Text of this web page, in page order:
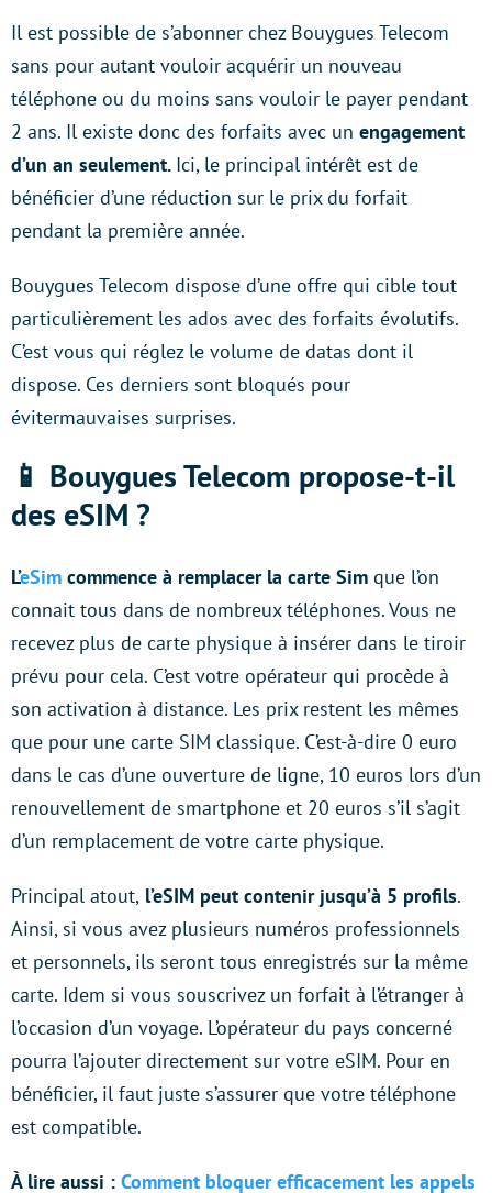
Il est possible de s’abonner chez Bouygues Telecom
sans pour autant vouloir acquérir un nouveau
téléphone ou du moins sans vouloir le payer pendant
2 ans. Il existe donc des forfaits avec un engagement
d’un an seulement. Ici, le principal intérêt est de
bénéficier d’une réduction sur le prix du forfait
pendant la première année.
Bouygues Telecom dispose d’une offre qui cible tout
particulièrement les ados avec des forfaits évolutifs.
C’est vous qui réglez le volume de datas dont il
dispose. Ces derniers sont bloqués pour
évitermauvaises surprises.
📱 Bouygues Telecom propose-t-il
des eSIM ?
L’eSim commence à remplacer la carte Sim que l’on
connait tous dans de nombreux téléphones. Vous ne
recevez plus de carte physique à insérer dans le tiroir
prévu pour cela. C’est votre opérateur qui procède à
son activation à distance. Les prix restent les mêmes
que pour une carte SIM classique. C’est-à-dire 0 euro
dans le cas d’une ouverture de ligne, 10 euros lors d’un
renouvellement de smartphone et 20 euros s’il s’agit
d’un remplacement de votre carte physique.
Principal atout, l’eSIM peut contenir jusqu’à 5 profils.
Ainsi, si vous avez plusieurs numéros professionnels
et personnels, ils seront tous enregistrés sur la même
carte. Idem si vous souscrivez un forfait à l’étranger à
l’occasion d’un voyage. L’opérateur du pays concerné
pourra l’ajouter directement sur votre eSIM. Pour en
bénéficier, il faut juste s’assurer que votre téléphone
est compatible.
À lire aussi : Comment bloquer efficacement les appels